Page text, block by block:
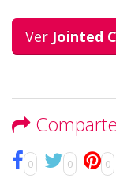
Ver Jointed
0 0 0